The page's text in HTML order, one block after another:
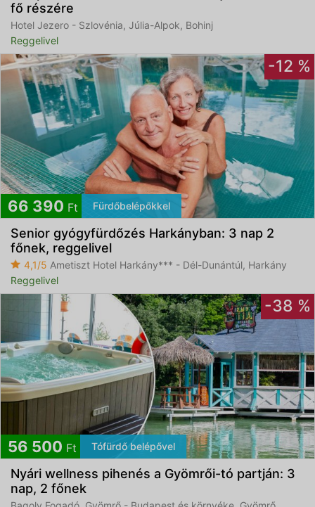
fő részére
Hotel Jezero - Szlovénia, Júlia-Alpok, Bohinj
Reggelivel
-12 %
66 390 Ft Fürdőbelépőkkel
Senior gyógyfürdőzés Harkányban: 3 nap 2
főnek, reggelivel
4,1/5 Ametiszt Hotel Harkány*** - Dél-Dunántúl, Harkány
Reggelivel
-38 %
56 500 Ft Tófürdő belépővel
Nyári wellness pihenés a Gyömrői-tó partján: 3
nap, 2 főnek